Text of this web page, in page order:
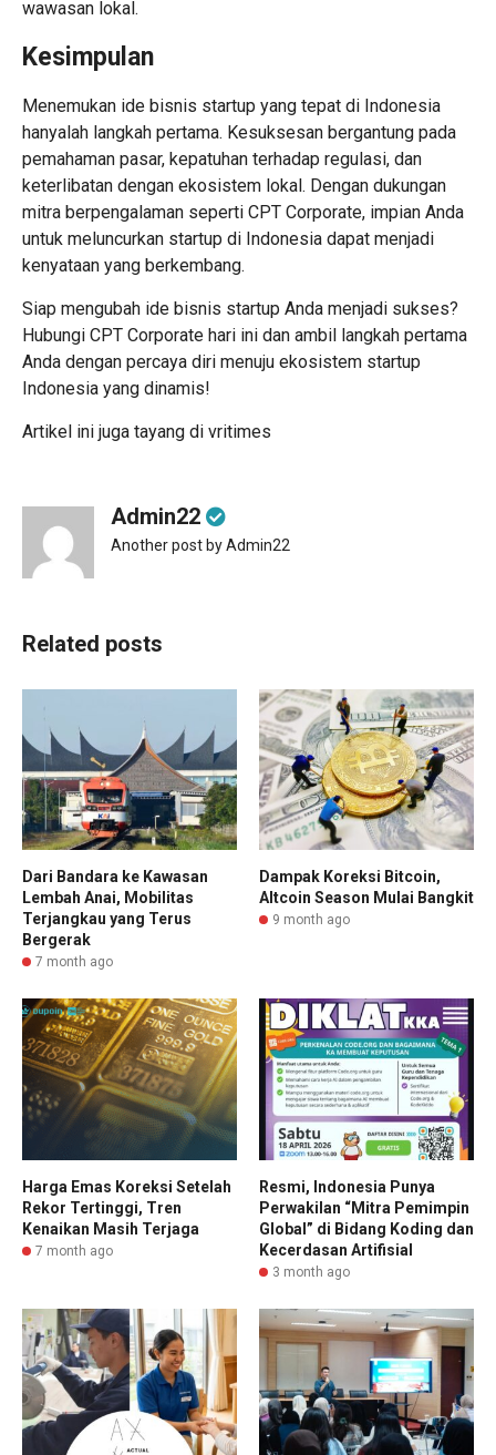
wawasan lokal.
Kesimpulan
Menemukan ide bisnis startup yang tepat di Indonesia
hanyalah langkah pertama. Kesuksesan bergantung pada
pemahaman pasar, kepatuhan terhadap regulasi, dan
keterlibatan dengan ekosistem lokal. Dengan dukungan
mitra berpengalaman seperti CPT Corporate, impian Anda
untuk meluncurkan startup di Indonesia dapat menjadi
kenyataan yang berkembang.
Siap mengubah ide bisnis startup Anda menjadi sukses?
Hubungi CPT Corporate hari ini dan ambil langkah pertama
Anda dengan percaya diri menuju ekosistem startup
Indonesia yang dinamis!
Artikel ini juga tayang di vritimes
Admin22
Another post by Admin22
Related posts
Dari Bandara ke Kawasan
Lembah Anai, Mobilitas
Terjangkau yang Terus
Bergerak
7 month ago
Dampak Koreksi Bitcoin,
Altcoin Season Mulai Bangkit
9 month ago
Harga Emas Koreksi Setelah
Rekor Tertinggi, Tren
Kenaikan Masih Terjaga
7 month ago
Resmi, Indonesia Punya
Perwakilan “Mitra Pemimpin
Global” di Bidang Koding dan
Kecerdasan Artifisial
3 month ago